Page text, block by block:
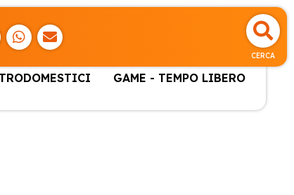
CERCA
GAME - TEMPO LIBERO